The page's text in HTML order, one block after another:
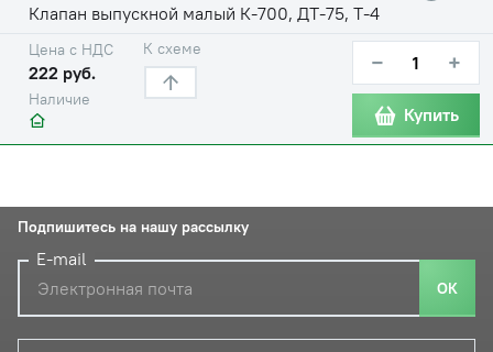
Клапан выпускной малый К-700, ДТ-75, Т-4
Наличие
Цена с НДС
222 руб.
К схеме − +
Купить
Подпишитесь на нашу рассылку
E-mail
ОК